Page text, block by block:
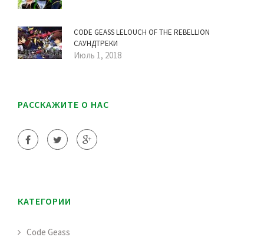
CODE GEASS LELOUCH OF THE REBELLION
САУНДТРЕКИ
Июль 1, 2018
РАССКАЖИТЕ О НАС
КАТЕГОРИИ
Code Geass